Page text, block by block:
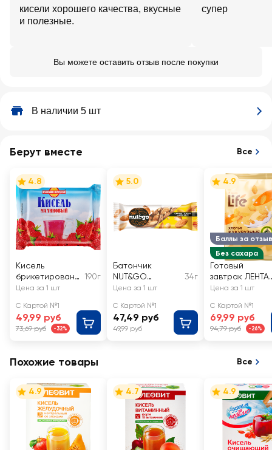
кисели хорошего качества, вкусные
и полезные.
супер
Вы можете оставить отзыв после покупки
В наличии 5 шт
Берут вместе Все
4.8
Кисель
брикетированн
ый РУССКИЙ
Малиновый
190г
Цена за 1 шт
С Картой №1
49,99 руб
73,69 руб -32%
5.0
Батончик
NUT&GO
Миндальный
34г
Цена за 1 шт
С Картой №1
47,49 руб
49,99 руб
Баллы за отзыв
Без сахара
4.9
Готовый
завтрак ЛЕНТА
LIFE Хлопья
сахара
Цена за 1 шт
С Картой №1
69,99 руб
94,79 руб -26%
Похожие товары Все
4.9 4.7 4.9